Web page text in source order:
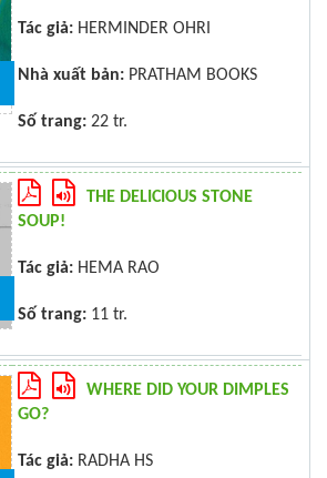
Tác giả: HERMINDER OHRI
Nhà xuất bản: PRATHAM BOOKS
Số trang: 22 tr.
THE DELICIOUS STONE
SOUP!
Tác giả: HEMA RAO
Số trang: 11 tr.
WHERE DID YOUR DIMPLES
GO?
Tác giả: RADHA HS